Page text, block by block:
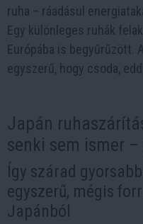
ruha – ráadásul
Egy különleges ruhák
Európába is begyűrűzött.
egyszerű, hogy csoda,
Japán
senki sem ismer
Így szárad
egyszerű, mégis
Japánból